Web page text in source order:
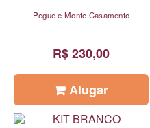
Pegue e Monte Casamento
R$ 230,00
Alugar